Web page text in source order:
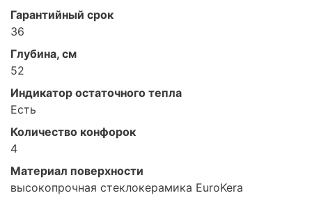
Гарантийный срок
36
Глубина, см
52
Индикатор остаточного тепла
Есть
Количество конфорок
4
Материал поверхности
высокопрочная стеклокерамика EuroKera